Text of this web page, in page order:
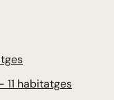
11 habitatges